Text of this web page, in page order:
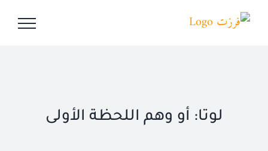
Skip
لوتا: أو وهم اللحظة الأولى